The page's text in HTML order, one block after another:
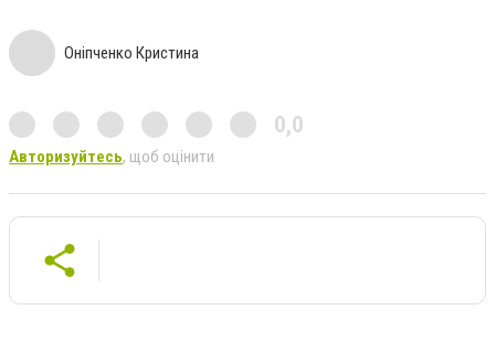
Оніпченко Кристина
0,0
Авторизуйтесь, щоб оцінити